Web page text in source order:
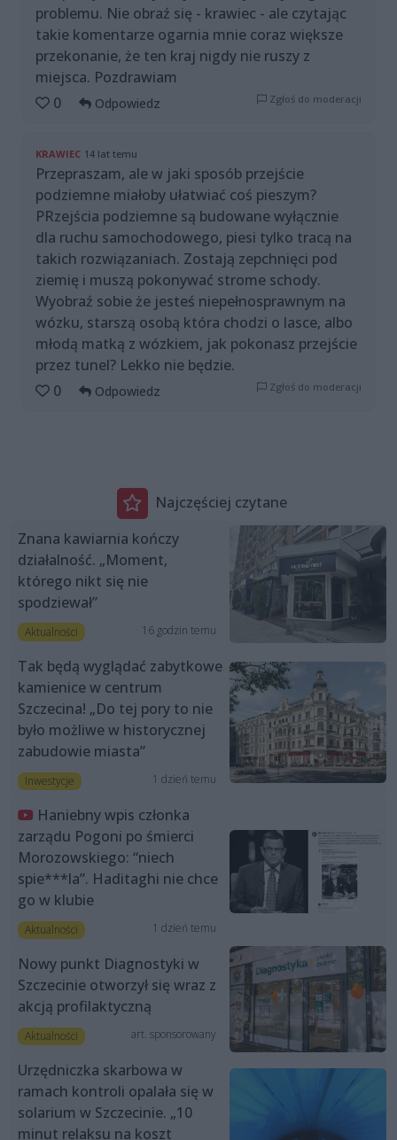
problemu. Nie obraź się - krawiec - ale czytając
takie komentarze ogarnia mnie coraz większe
przekonanie, że ten kraj nigdy nie ruszy z
miejsca. Pozdrawiam
0
Odpowiedz Zgłoś do moderacji
KRAWIEC 14 lat temu
Przepraszam, ale w jaki sposób przejście
podziemne miałoby ułatwiać coś pieszym?
PRzejścia podziemne są budowane wyłącznie
dla ruchu samochodowego, piesi tylko tracą na
takich rozwiązaniach. Zostają zepchnięci pod
ziemię i muszą pokonywać strome schody.
Wyobraź sobie że jesteś niepełnosprawnym na
wózku, starszą osobą która chodzi o lasce, albo
młodą matką z wózkiem, jak pokonasz przejście
przez tunel? Lekko nie będzie.
0
Odpowiedz Zgłoś do moderacji
Najczęściej czytane
Znana kawiarnia kończy
działalność. „Moment,
którego nikt się nie
spodziewał”
Aktualności 16 godzin temu
Tak będą wyglądać zabytkowe
kamienice w centrum
Szczecina! „Do tej pory to nie
było możliwe w historycznej
zabudowie miasta”
Inwestycje 1 dzień temu
Haniebny wpis członka
zarządu Pogoni po śmierci
Morozowskiego: “niech
spie***la”. Haditaghi nie chce
go w klubie
Aktualności 1 dzień temu
Nowy punkt Diagnostyki w
Szczecinie otworzył się wraz z
akcją profilaktyczną
Aktualności art. sponsorowany
Urzędniczka skarbowa w
ramach kontroli opalała się w
solarium w Szczecinie. „10
minut relaksu na koszt